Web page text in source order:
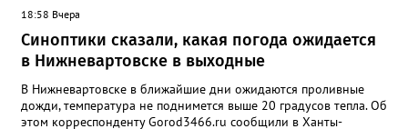
востребованность такой формы летней занятости детей и
необходимость увеличить количество лагерей дневного
пребывания, особенно в третью смену», – подчеркнул
председатель комитета по социальным вопросам Павел
Лариков. Комитет по вопросам безопасности населения
совместно с коллегами из комитета по городскому хозяйству и
строительству в рамках выездного заседания отработал
18:58 Вчера
Синоптики сказали, какая погода ожидается
в Нижневартовске в выходные
В Нижневартовске в ближайшие дни ожидаются проливные
дожди, температура не поднимется выше 20 градусов тепла. Об
этом корреспонденту Gorod3466.ru сообщили в Ханты-